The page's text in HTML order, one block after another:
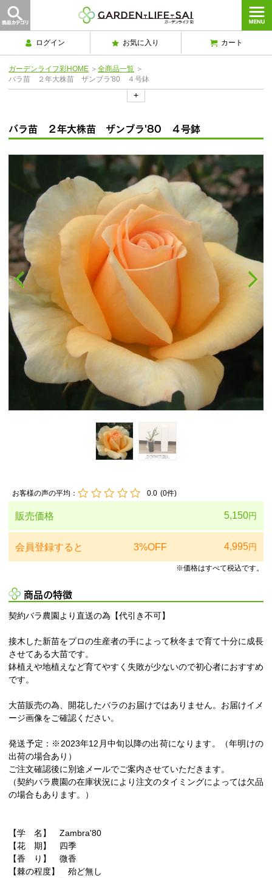
ログイン お気に入り カート
ガーデンライフ彩HOME ＞ 全商品一覧 ＞
バラ苗 ２年大株苗 ザンブラ'80 ４号鉢
+
バラ苗 ２年大株苗 ザンブラ'80 ４号鉢
お客様の声の平均： 0.0 (0件)
販売価格 5,150円
会員登録すると 3%OFF 4,995円
※価格はすべて税込です。
商品の特徴
契約バラ農園より直送の為【代引き不可】
接木した新苗をプロの生産者の手によって秋冬まで育て十分に成長
させてある大苗です。
鉢植えや地植えなど育てやすく失敗が少ないので初心者におすすめ
です。
大苗販売の為、開花したバラのお届けではありません。お届けイメ
ージ画像をご確認ください。
発送予定：※2023年12月中旬以降の出荷になります。（年明けの
出荷の場合あり）
ご注文確認後に別途メールでご案内させていただきます。
（契約バラ農園の在庫状況により注文のタイミングによっては欠品
の場合もあります。）
【学 名】 Zambra'80
【花 期】 四季
【香 り】 微香
【棘の程度】 殆ど無し